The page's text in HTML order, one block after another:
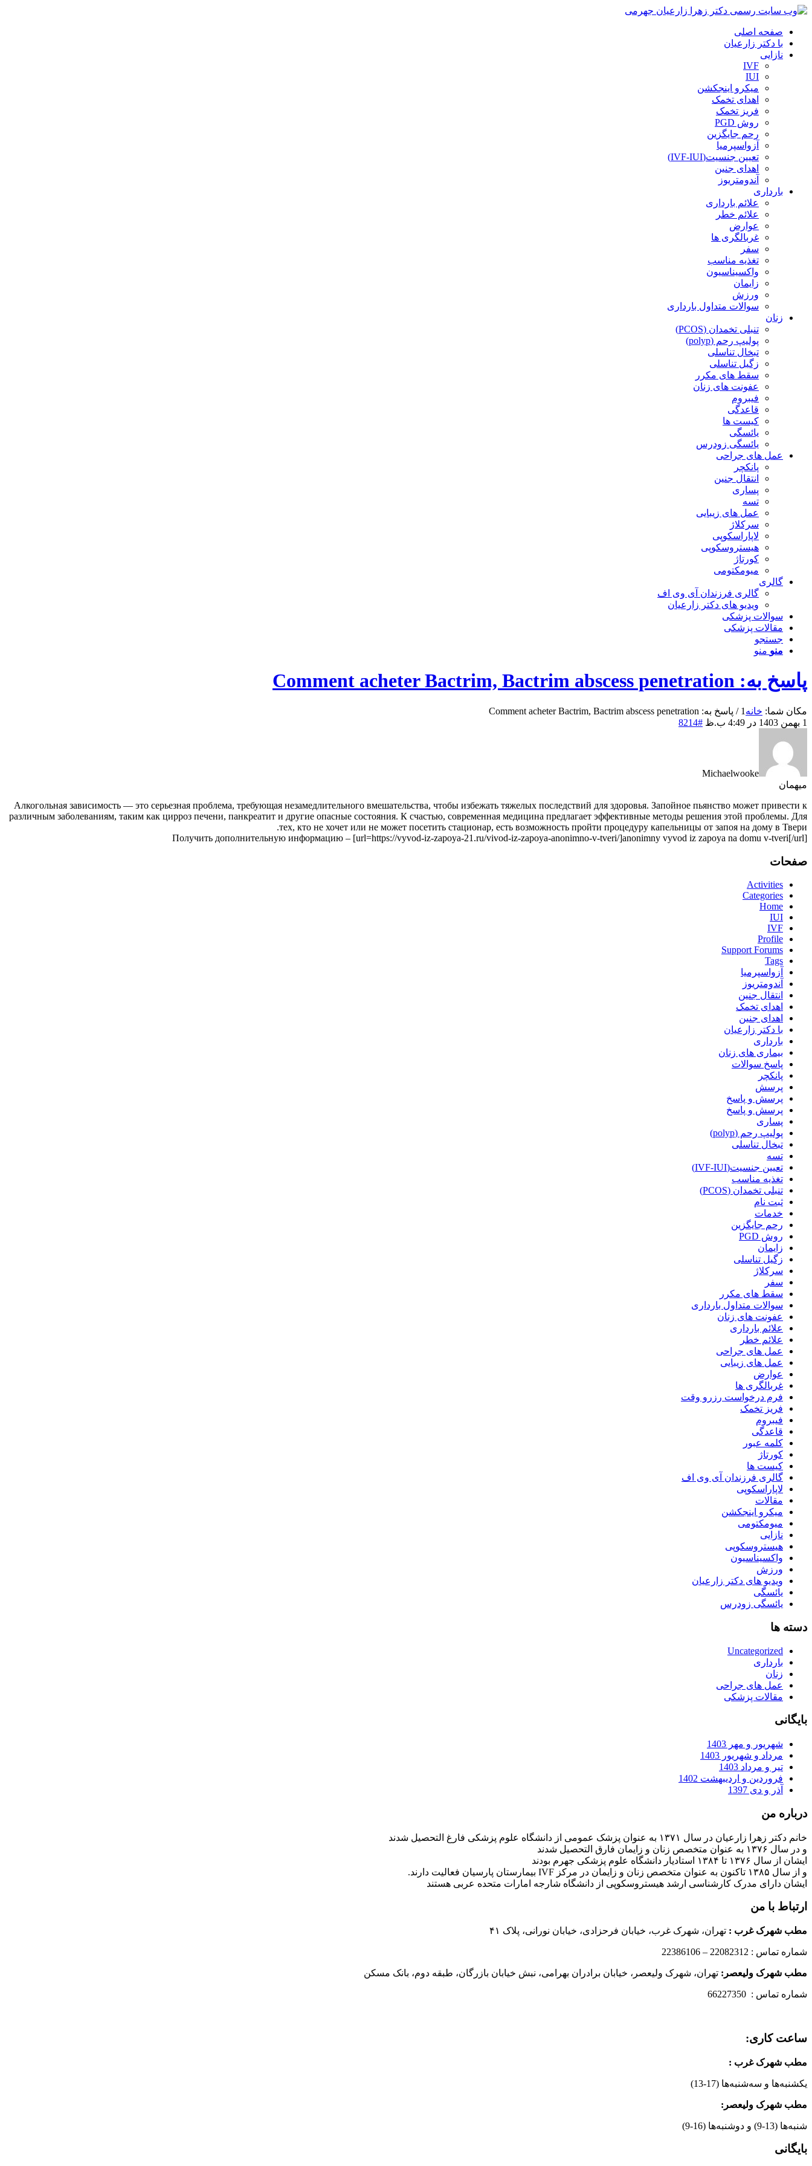
صفحه اصلی
با دکتر زارعیان
نازایی
IVF
IUI
میکرو اینجکشن
اهدای تخمک
فریز تخمک
روش PGD
رحم جایگزین
آزواسپرمیا
تعیین جنسیت(IVF-IUI)
اهدای جنین
آندومتریوز
بارداری
علائم بارداری
علائم خطر
عوارض
غربالگری ها
سفر
تغذیه مناسب
واکسیناسیون
زایمان
ورزش
سوالات متداول بارداری
زنان
تنبلی تخمدان (PCOS)
پولیپ رحم (polyp)
تبخال تناسلی
زگیل تناسلی
سقط های مکرر
عفونت های زنان
فیبروم
قاعدگی
کیست ها
یائسگی
یائسگی زودرس
عمل های جراحی
پانکچر
انتقال جنین
پساری
تسه
عمل های زیبایی
سرکلاژ
لاپاراسکوپی
هیستروسکوپی
کورتاژ
میومکتومی
گالری
گالری فرزندان آی وی اف
ویدیو های دکتر زارعیان
سوالات پزشکی
مقالات پزشکی
جستجو
منو منو
پاسخ به: Comment acheter Bactrim, Bactrim abscess penetration
مکان شما: خانه 1
/ پاسخ به: Comment acheter Bactrim, Bactrim abscess penetration
1 بهمن 1403 در 4:49 ب.ظ
#8214
Michaelwooke
میهمان
Алкогольная зависимость — это серьезная проблема, требующая незамедлительного вмешательства, чтобы избежать тяжелых последствий для здоровья. Запойное пьянство может привести к
различным заболеваниям, таким как цирроз печени, панкреатит и другие опасные состояния. К счастью, современная медицина предлагает эффективные методы решения этой проблемы. Для
тех, кто не хочет или не может посетить стационар, есть возможность пройти процедуру капельницы от запоя на дому в Твери.
Получить дополнительную информацию – [url=https://vyvod-iz-zapoya-21.ru/vivod-iz-zapoya-anonimno-v-tveri/]anonimny vyvod iz zapoya na domu v-tveri[/url]
صفحات
Activities
Categories
Home
IUI
IVF
Profile
Support Forums
Tags
آزواسپرمیا
آندومتریوز
انتقال جنین
اهدای تخمک
اهدای جنین
با دکتر زارعیان
بارداری
بیماری های زنان
پاسخ سوالات
پانکچر
پرسش
پرسش و پاسخ
پرسش و پاسخ
پساری
پولیپ رحم (polyp)
تبخال تناسلی
تسه
تعیین جنسیت(IVF-IUI)
تغذیه مناسب
تنبلی تخمدان (PCOS)
ثبت نام
خدمات
رحم جایگزین
روش PGD
زایمان
زگیل تناسلی
سرکلاژ
سفر
سقط های مکرر
سوالات متداول بارداری
عفونت های زنان
علائم بارداری
علائم خطر
عمل های جراحی
عمل های زیبایی
عوارض
غربالگری ها
فرم درخواست رزرو وقت
فریز تخمک
فیبروم
قاعدگی
کلمه عبور
کورتاژ
کیست ها
گالری فرزندان آی وی اف
لاپاراسکوپی
مقالات
میکرو اینجکشن
میومکتومی
نازایی
هیستروسکوپی
واکسیناسیون
ورزش
ویدیو های دکتر زارعیان
یائسگی
یائسگی زودرس
دسته ها
Uncategorized
بارداری
زنان
عمل های جراحی
مقالات پزشکی
بایگانی
شهریور و مهر 1403
مرداد و شهریور 1403
تیر و مرداد 1403
فروردین و اردیبهشت 1402
آذر و دی 1397
درباره من
خانم دکتر زهرا زارعیان در سال ۱۳۷۱ به عنوان پزشک عمومی از دانشگاه علوم پزشکی فارغ التحصیل شدند
و در سال ۱۳۷۶ به عنوان متخصص زنان و زایمان فارق التحصیل شدند
ایشان از سال ۱۳۷۶ تا ۱۳۸۴ استادیار دانشگاه علوم پزشکی جهرم بودند
و از سال ۱۳۸۵ تاکنون به عنوان متخصص زنان و زایمان در مرکز IVF بیمارستان پارسیان فعالیت دارند.
ایشان دارای مدرک کارشناسی ارشد هیستروسکوپی از دانشگاه شارجه امارات متحده عربی هستند
ارتباط با من
مطب شهرک غرب : تهران، شهرک غرب، خیابان فرحزادی، خیابان نورانی، پلاک ۴۱
شماره تماس : 22082312 – 22386106
مطب شهرک ولیعصر: تهران، شهرک ولیعصر، خیابان برادران بهرامی، نبش خیابان بازرگان، طبقه دوم، بانک مسکن
شماره تماس : 66227350
ساعت کاری:
مطب شهرک غرب :
یکشنبه‌ها و سه‌شنبه‌ها (17-13)
مطب شهرک ولیعصر:
شنبه‌ها (13-9) و دوشنبه‌ها (16-9)
بایگانی